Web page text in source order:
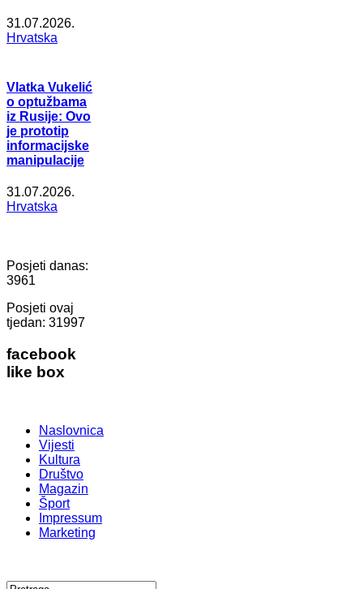
31.07.2026.
Hrvatska
Vlatka Vukelić
o optužbama
iz Rusije: Ovo
je prototip
informacijske
manipulacije
31.07.2026.
Hrvatska
Posjeti danas:
3961
Posjeti ovaj
tjedan: 31997
facebook
like box
Naslovnica
Vijesti
Kultura
Društvo
Magazin
Šport
Impressum
Marketing